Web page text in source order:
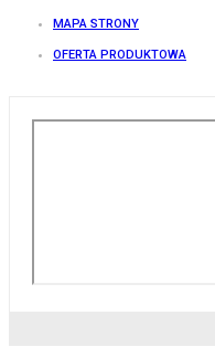
MAPA STRONY
OFERTA PRODUKTOWA